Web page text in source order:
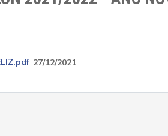
27/12/2021